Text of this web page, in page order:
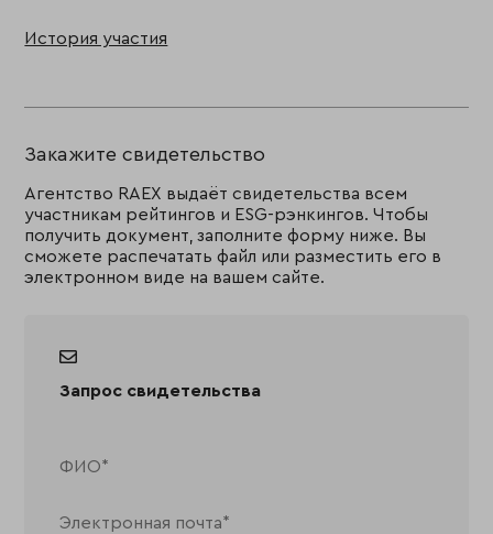
История участия
Закажите свидетельство
Агентство RAEX выдаёт свидетельства всем
участникам рейтингов и ESG-рэнкингов. Чтобы
получить документ, заполните форму ниже. Вы
сможете распечатать файл или разместить его в
электронном виде на вашем сайте.
Запрос свидетельства